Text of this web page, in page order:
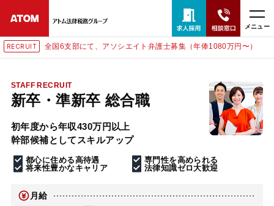
メニュー
国6支部にて、アソシエイト弁護士募集（年俸1080万円〜） RECRUIT
STAFF RECRUIT
新卒・準新卒 総合職
初年度から年収430万円以上
幹部候補としてスキルアップ
都心に住める高待遇
専門性を高められる
将来性豊かなキャリア
法律知識ゼロ大歓迎
月給
24時間365日全国対応
無料相談窓口はこちら
電話・LINE・メールで相談予約受付中
ホーム